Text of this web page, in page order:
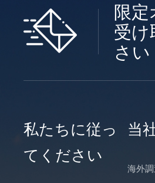
限定
受け
さい
私たちに従っ
てください
当
海外